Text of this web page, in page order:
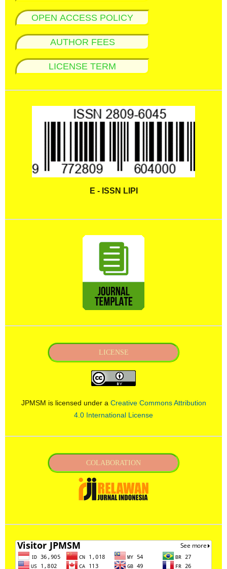
OPEN ACCESS POLICY
AUTHOR FEES
LICENSE TERM
E - ISSN LIPI
LICENSE
JPMSM is licensed under a Creative Commons Attribution
4.0 International License
COLABORATION